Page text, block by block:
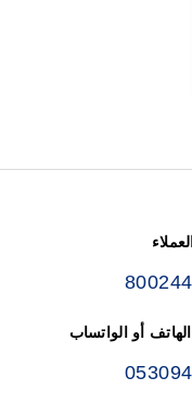
أو الواتساب